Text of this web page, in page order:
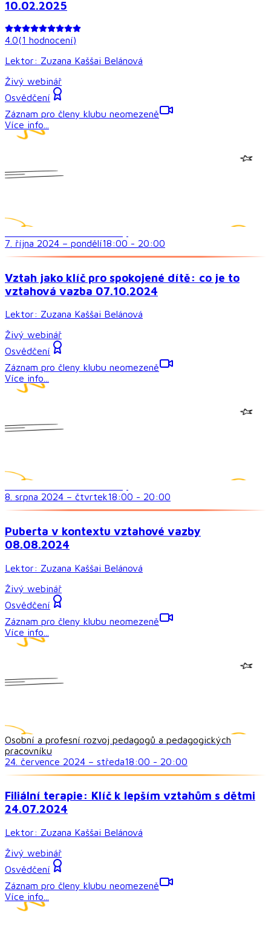
10.02.2025
4.0(1 hodnocení)
Lektor: Zuzana Kaššai Belánová
Živý webinář
Osvědčení
Záznam pro členy klubu neomezeně
Více info...
7. října 2024 – pondělí18:00 - 20:00
Vztah jako klíč pro spokojené dítě: co je to
vztahová vazba 07.10.2024
Lektor: Zuzana Kaššai Belánová
Živý webinář
Osvědčení
Záznam pro členy klubu neomezeně
Více info...
8. srpna 2024 – čtvrtek18:00 - 20:00
Puberta v kontextu vztahové vazby
08.08.2024
Lektor: Zuzana Kaššai Belánová
Živý webinář
Osvědčení
Záznam pro členy klubu neomezeně
Více info...
Osobní a profesní rozvoj pedagogů a pedagogických
pracovníku
24. července 2024 – středa18:00 - 20:00
Filiální terapie: Klíč k lepším vztahům s dětmi
24.07.2024
Lektor: Zuzana Kaššai Belánová
Živý webinář
Osvědčení
Záznam pro členy klubu neomezeně
Více info...